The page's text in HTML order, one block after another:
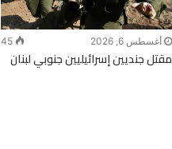
أغسطس 6, 2026 45
مقتل جنديين إسرائيليين جنوبي لبنان